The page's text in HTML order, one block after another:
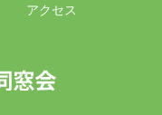
アクセス